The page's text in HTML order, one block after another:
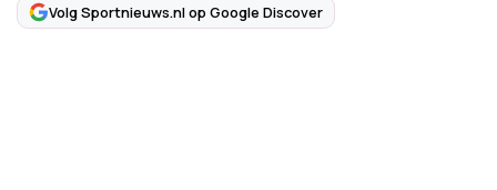
Volg Sportnieuws.nl op Google Discover